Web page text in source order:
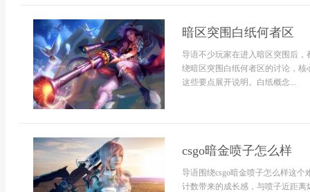
暗区突围白纸何者区
导语不少玩家在进入暗区突围后
绕暗区突围白纸何者区的讨论，
这些要点展开说明。白纸概念...
csgo暗金喷子怎么样
导语围绕csgo暗金喷子怎么样这
计数带来的成长感，与喷子近距